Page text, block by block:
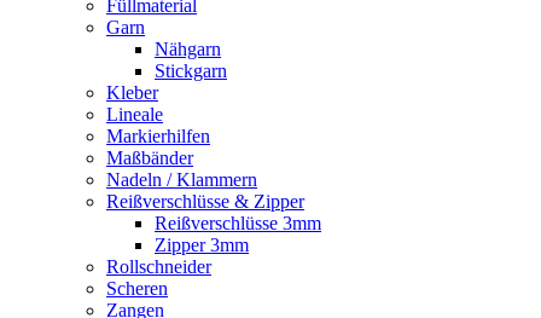
Füllmaterial
Garn
Nähgarn
Stickgarn
Kleber
Lineale
Markierhilfen
Maßbänder
Nadeln / Klammern
Reißverschlüsse & Zipper
Reißverschlüsse 3mm
Zipper 3mm
Rollschneider
Scheren
Zangen